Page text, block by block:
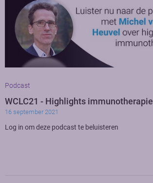
Podcast
WCLC21 - Highlights immunotherapie
16 september 2021
Log in om deze podcast te beluisteren